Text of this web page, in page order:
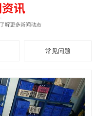
常见问题